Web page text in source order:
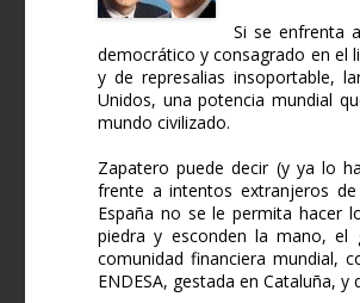
Si se enfrenta
democrático y consagrado en el
y de represalias insoportable,
Unidos, una potencia mundial
mundo civilizado.
Zapatero puede decir (y ya lo
frente a intentos extranjeros
España no se le permita hacer
piedra y esconden la mano, el
comunidad financiera mundial,
ENDESA, gestada en Cataluña,